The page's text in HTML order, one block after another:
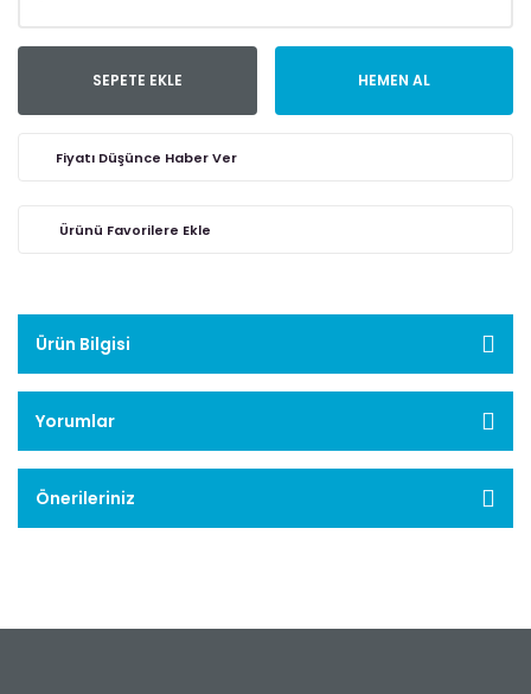
SEPETE EKLE HEMEN AL
Fiyatı Düşünce Haber Ver
Ürün Bilgisi
Yorumlar
Önerileriniz